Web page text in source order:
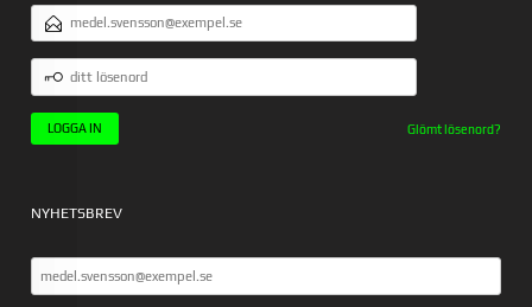
E-
POSTADRESS
LÖSENORD
Glömt lösenord?
NYHETSBREV